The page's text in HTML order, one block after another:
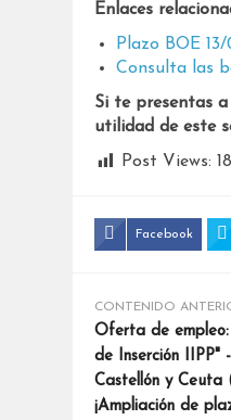
Enlaces
Plazo BOE 13/
Consulta las
Si te presentas
utilidad de este
Post Views:
Facebook
CONTENIDO
Oferta de empleo:
de Inserción IIPP"
Castellón y Ceuta
¡Ampliación de